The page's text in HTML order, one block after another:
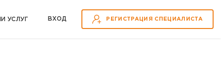
УСЛУГ ВХOД РЕГИСТРАЦИЯ СПЕЦИАЛИСТА